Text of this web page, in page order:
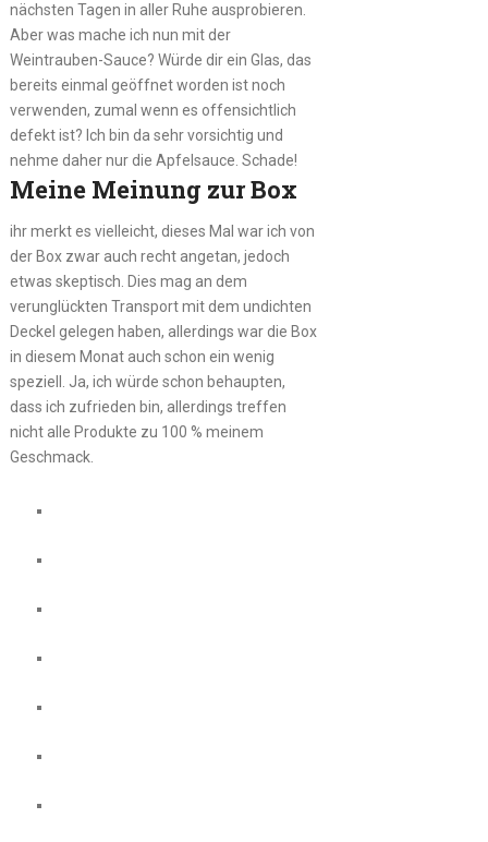
nächsten Tagen in aller Ruhe ausprobieren.
Aber was mache ich nun mit der
Weintrauben-Sauce? Würde dir ein Glas, das
bereits einmal geöffnet worden ist noch
verwenden, zumal wenn es offensichtlich
defekt ist? Ich bin da sehr vorsichtig und
nehme daher nur die Apfelsauce. Schade!
Meine Meinung zur Box
ihr merkt es vielleicht, dieses Mal war ich von
der Box zwar auch recht angetan, jedoch
etwas skeptisch. Dies mag an dem
verunglückten Transport mit dem undichten
Deckel gelegen haben, allerdings war die Box
in diesem Monat auch schon ein wenig
speziell. Ja, ich würde schon behaupten,
dass ich zufrieden bin, allerdings treffen
nicht alle Produkte zu 100 % meinem
Geschmack.